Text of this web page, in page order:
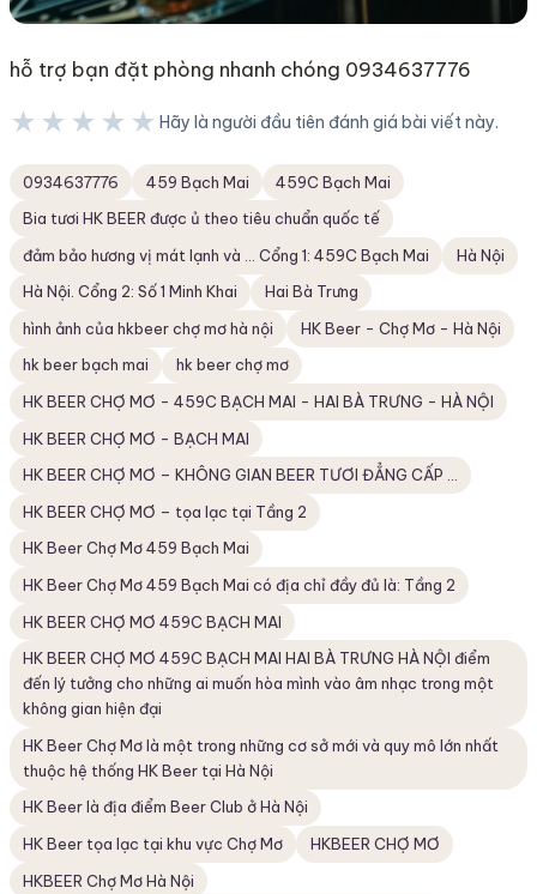
hỗ trợ bạn đặt phòng nhanh chóng 0934637776
★★★★★ Hãy là người đầu tiên đánh giá bài viết này.
0934637776 459 Bạch Mai
459C Bạch Mai
Bia tươi HK BEER được ủ theo tiêu chuẩn quốc tế
đảm bảo hương vị mát lạnh và ... Cổng 1: 459C Bạch Mai
Hà Nội
Hà Nội. Cổng 2: Số 1 Minh Khai
Hai Bà Trưng
hình ảnh của hkbeer chợ mơ hà nội
HK Beer - Chợ Mơ - Hà Nội
hk beer bạch mai
hk beer chợ mơ
HK BEER CHỢ MƠ - 459C BẠCH MAI - HAI BÀ TRƯNG - HÀ NỘI
HK BEER CHỢ MƠ - BẠCH MAI
HK BEER CHỢ MƠ – KHÔNG GIAN BEER TƯƠI ĐẲNG CẤP ...
HK BEER CHỢ MƠ – tọa lạc tại Tầng 2
HK Beer Chợ Mơ 459 Bạch Mai
HK Beer Chợ Mơ 459 Bạch Mai có địa chỉ đầy đủ là: Tầng 2
HK BEER CHỢ MƠ 459C BẠCH MAI
HK BEER CHỢ MƠ 459C BẠCH MAI HAI BÀ TRƯNG HÀ NỘI điểm
đến lý tưởng cho những ai muốn hòa mình vào âm nhạc trong một
không gian hiện đại
HK Beer Chợ Mơ là một trong những cơ sở mới và quy mô lớn nhất
thuộc hệ thống HK Beer tại Hà Nội
HK Beer là địa điểm Beer Club ở Hà Nội
HK Beer tọa lạc tại khu vực Chợ Mơ
HKBEER CHỢ MƠ
HKBEER Chợ Mơ Hà Nội